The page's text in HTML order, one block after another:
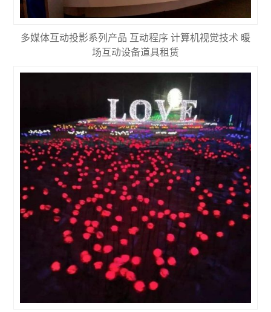
多媒体互动投影系列产品 互动程序 计算机视觉技术 暖
场互动设备道具租赁